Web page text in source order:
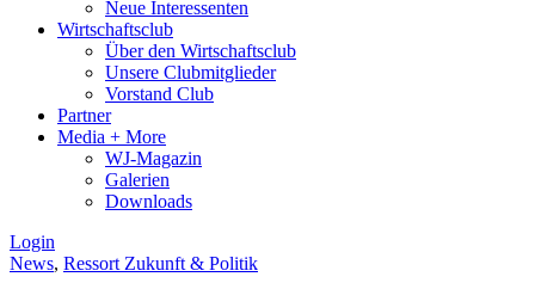
Neue Interessenten
Wirtschaftsclub
Über den Wirtschaftsclub
Unsere Clubmitglieder
Vorstand Club
Partner
Media + More
WJ-Magazin
Galerien
Downloads
Login
News, Ressort Zukunft & Politik